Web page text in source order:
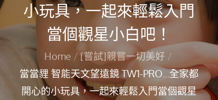
小玩具，一起來輕鬆入門
當個觀星小白吧！
Home
[嘗試]親嘗一切美好
當當貍 智能天文望遠鏡 TW1-PRO…全家都
開心的小玩具，一起來輕鬆入門當個觀星